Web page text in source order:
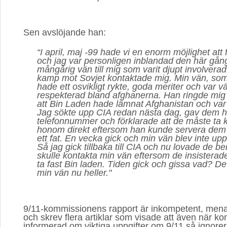
Sen avslöjande han:
“I april, maj -99 hade vi en enorm möjlighet att
och jag var personligen inblandad den här
mångårig vän till mig som varit djupt
kamp mot Sovjet kontaktade mig. Min vän,
hade ett osvikligt rykte, goda meriter och var
respekterad bland afghanerna. Han ringde
att Bin Laden hade lämnat Afghanistan och
Jag sökte upp CIA redan nästa dag, gav dem
telefonnummer och förklarade att de måste ta
honom direkt eftersom han kunde servera
ett fat. En vecka gick och min vän blev inte
Så jag gick tillbaka till CIA och nu lovade de
skulle kontakta min vän eftersom de
ta fast Bin laden. Tiden gick och gissa vad?
min vän nu heller."
9/11-kommissionens rapport är inkompetent,
och skrev flera artiklar som visade att även när